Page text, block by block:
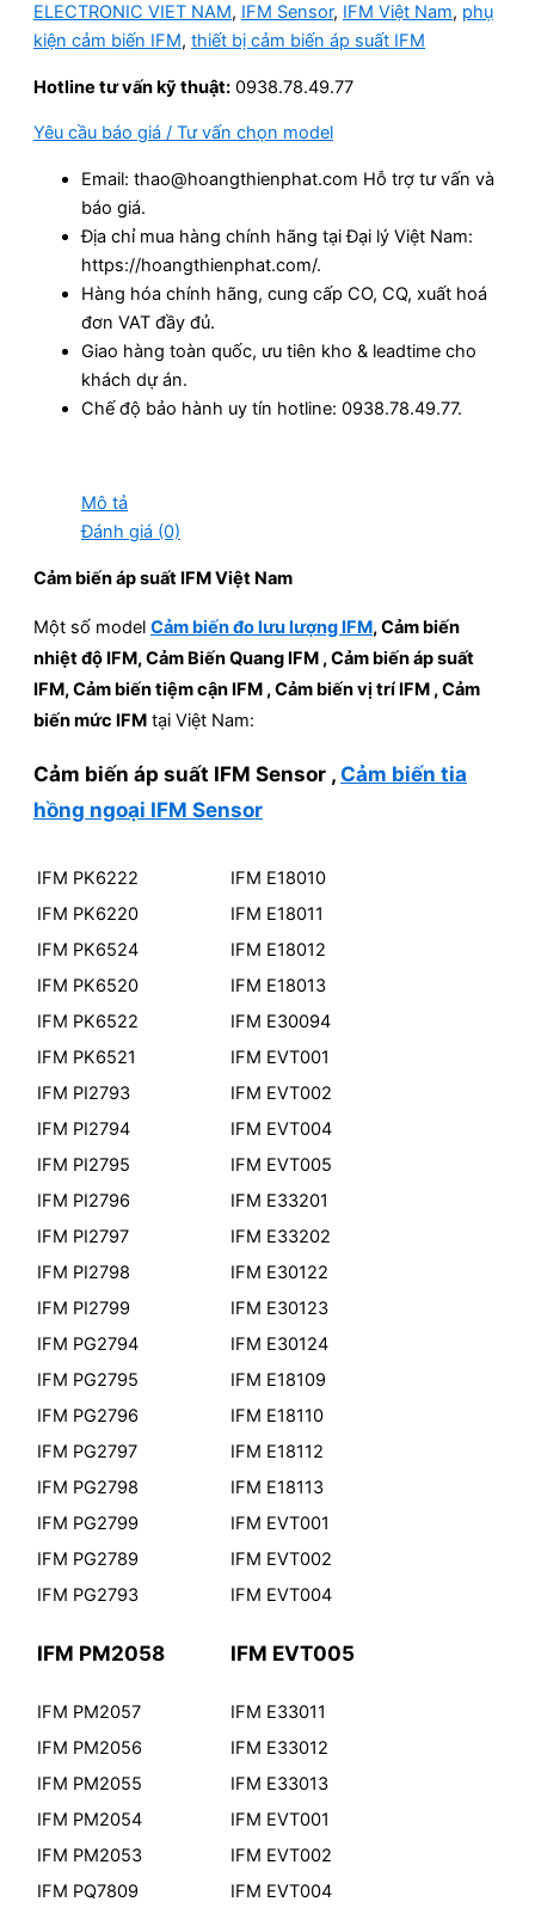
ELECTRONIC VIET NAM, IFM Sensor, IFM Việt Nam, phụ
kiện cảm biến IFM, thiết bị cảm biến áp suất IFM
Hotline tư vấn kỹ thuật: 0938.78.49.77
Yêu cầu báo giá / Tư vấn chọn model
Email: thao@hoangthienphat.com Hỗ trợ tư vấn và
báo giá.
Địa chỉ mua hàng chính hãng tại Đại lý Việt Nam:
https://hoangthienphat.com/.
Hàng hóa chính hãng, cung cấp CO, CQ, xuất hoá
đơn VAT đầy đủ.
Giao hàng toàn quốc, ưu tiên kho & leadtime cho
khách dự án.
Chế độ bảo hành uy tín hotline: 0938.78.49.77.
Mô tả
Đánh giá (0)
Cảm biến áp suất IFM Việt Nam
Một số model Cảm biến đo lưu lượng IFM, Cảm biến
nhiệt độ IFM, Cảm Biến Quang IFM , Cảm biến áp suất
IFM, Cảm biến tiệm cận IFM , Cảm biến vị trí IFM , Cảm
biến mức IFM tại Việt Nam:
Cảm biến áp suất IFM Sensor , Cảm biến tia
hồng ngoại IFM Sensor
IFM PK6222
IFM E18010
IFM PK6220
IFM E18011
IFM PK6524
IFM E18012
IFM PK6520
IFM E18013
IFM PK6522
IFM E30094
IFM PK6521
IFM EVT001
IFM PI2793
IFM EVT002
IFM PI2794
IFM EVT004
IFM PI2795
IFM EVT005
IFM PI2796
IFM E33201
IFM PI2797
IFM E33202
IFM PI2798
IFM E30122
IFM PI2799
IFM E30123
IFM PG2794
IFM E30124
IFM PG2795
IFM E18109
IFM PG2796
IFM E18110
IFM PG2797
IFM E18112
IFM PG2798
IFM E18113
IFM PG2799
IFM EVT001
IFM PG2789
IFM EVT002
IFM PG2793
IFM EVT004
IFM PM2058 IFM EVT005
IFM PM2057
IFM E33011
IFM PM2056
IFM E33012
IFM PM2055
IFM E33013
IFM PM2054
IFM EVT001
IFM PM2053
IFM EVT002
IFM PQ7809
IFM EVT004